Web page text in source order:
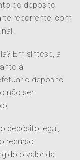
do depósito
recorrente, com
Em síntese, a
à
o depósito
não ser
depósito legal,
recurso
o valor da